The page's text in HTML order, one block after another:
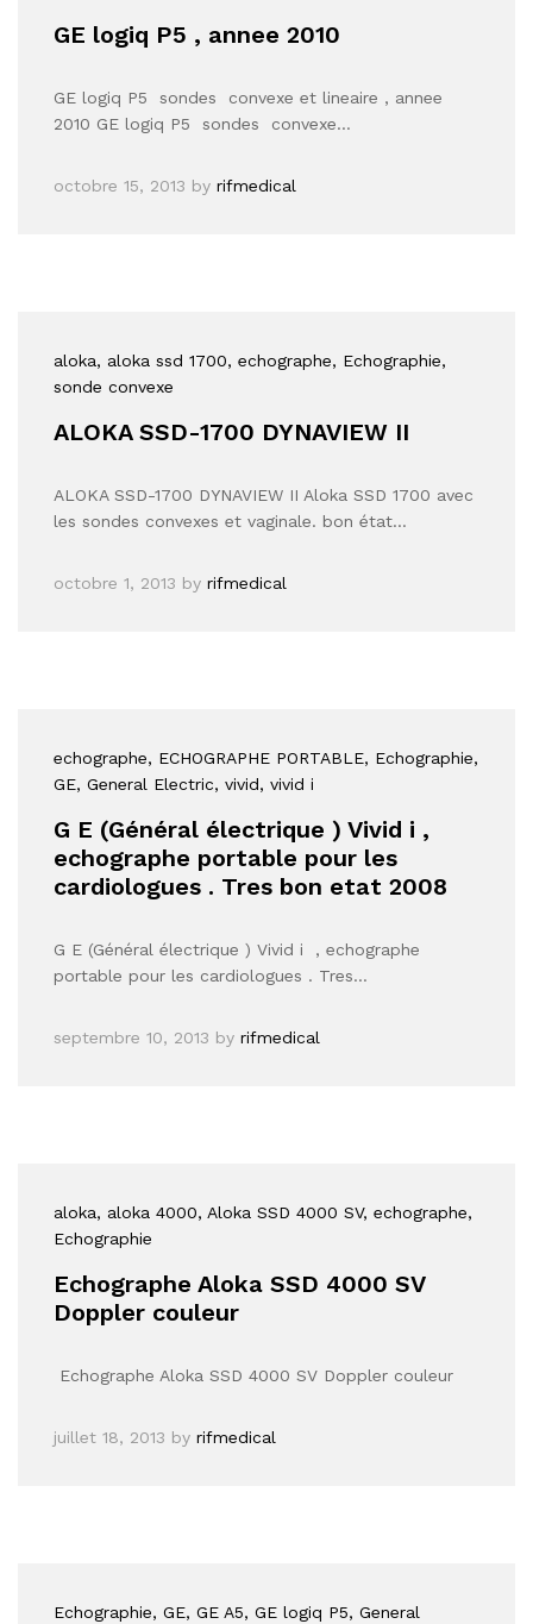
GE logiq P5 , annee 2010
GE logiq P5 sondes convexe et lineaire , annee
2010 GE logiq P5 sondes convexe…
octobre 15, 2013 by rifmedical
aloka, aloka ssd 1700, echographe, Echographie,
sonde convexe
ALOKA SSD-1700 DYNAVIEW II
ALOKA SSD-1700 DYNAVIEW II Aloka SSD 1700 avec
les sondes convexes et vaginale. bon état…
octobre 1, 2013 by rifmedical
echographe, ECHOGRAPHE PORTABLE, Echographie,
GE, General Electric, vivid, vivid i
G E (Général électrique ) Vivid i ,
echographe portable pour les
cardiologues . Tres bon etat 2008
G E (Général électrique ) Vivid i , echographe
portable pour les cardiologues . Tres…
septembre 10, 2013 by rifmedical
aloka, aloka 4000, Aloka SSD 4000 SV, echographe,
Echographie
Echographe Aloka SSD 4000 SV
Doppler couleur
Echographe Aloka SSD 4000 SV Doppler couleur
juillet 18, 2013 by rifmedical
Echographie, GE, GE A5, GE logiq P5, General